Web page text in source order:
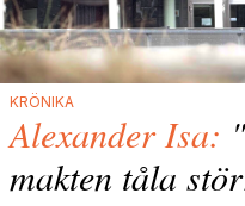
KRÖNIKA
Alexander Isa:
makten tåla